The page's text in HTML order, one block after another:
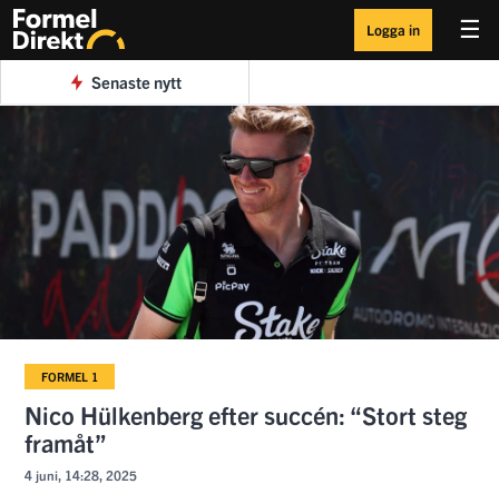
☰
Logga in
Senaste nytt
FORMEL 1
Nico Hülkenberg efter succén: “Stort steg
framåt”
4 juni, 14:28, 2025